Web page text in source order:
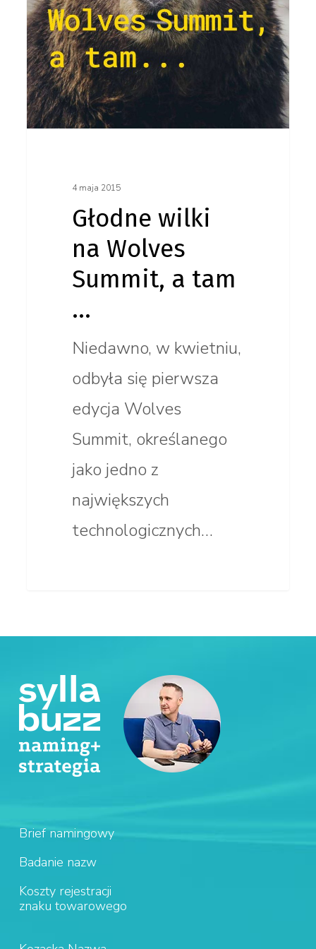
…
4 maja 2015
Głodne wilki
na Wolves
Summit, a tam
…
Niedawno, w kwietniu,
odbyła się pierwsza
edycja Wolves
Summit, określanego
jako jedno z
największych
technologicznych…
Brief namingowy
Badanie nazw
Koszty rejestracji
znaku towarowego